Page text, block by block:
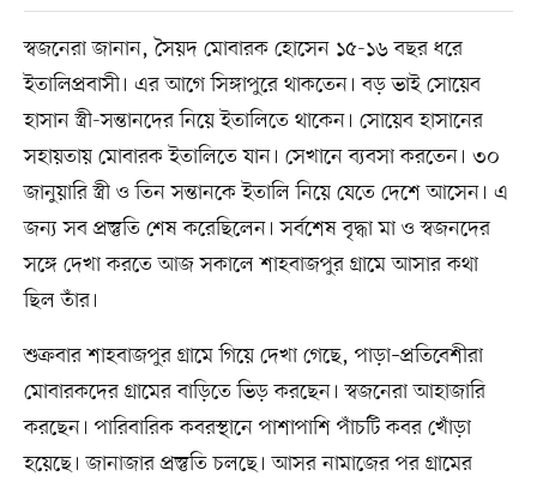
স্বজনেরা জানান, সৈয়দ মোবারক হোসেন ১৫-১৬ বছর ধরে
ইতালিপ্রবাসী। এর আগে সিঙ্গাপুরে থাকতেন। বড় ভাই সোয়েব
হাসান স্ত্রী-সন্তানদের নিয়ে ইতালিতে থাকেন। সোয়েব হাসানের
সহায়তায় মোবারক ইতালিতে যান। সেখানে ব্যবসা করতেন। ৩০
জানুয়ারি স্ত্রী ও তিন সন্তানকে ইতালি নিয়ে যেতে দেশে আসেন। এ
জন্য সব প্রস্তুতি শেষ করেছিলেন। সর্বশেষ বৃদ্ধা মা ও স্বজনদের
সঙ্গে দেখা করতে আজ সকালে শাহবাজপুর গ্রামে আসার কথা
ছিল তাঁর।
শুক্রবার শাহবাজপুর গ্রামে গিয়ে দেখা গেছে, পাড়া–প্রতিবেশীরা
মোবারকদের গ্রামের বাড়িতে ভিড় করছেন। স্বজনেরা আহাজারি
করছেন। পারিবারিক কবরস্থানে পাশাপাশি পাঁচটি কবর খোঁড়া
হয়েছে। জানাজার প্রস্তুতি চলছে। আসর নামাজের পর গ্রামের